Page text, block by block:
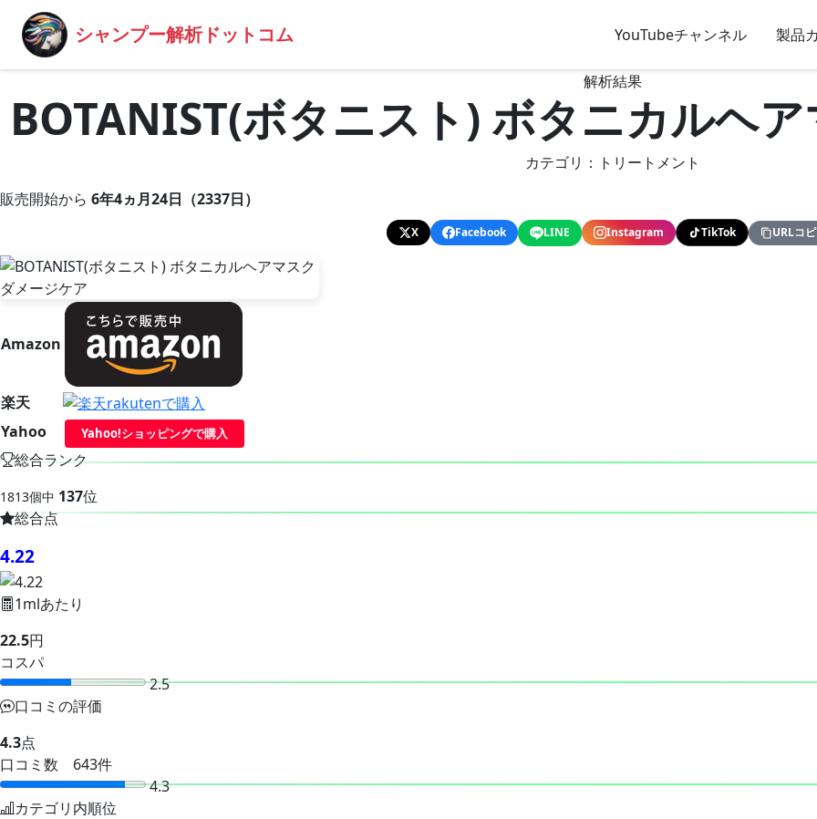
シャンプー解析ドットコム YouTubeチャンネル 製品
解析結果
BOTANIST(ボタニスト) ボタニカルヘ
カテゴリ：トリートメント
販売開始から 6年4ヵ月24日（2337日）
X Facebook LINE Instagram TikTok URLコ
Amazon
楽天
Yahoo
Yahoo!ショッピングで購入
総合ランク
1813個中 137位
総合点
4.22
1mlあたり
22.5円
コスパ
2.5
口コミの評価
4.3点
口コミ数 643件
4.3
カテゴリ内順位